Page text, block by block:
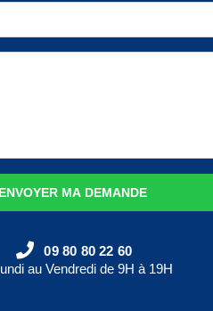
ENVOYER MA DEMANDE
09 80 80 22 60
au Vendredi de 9H à 19H